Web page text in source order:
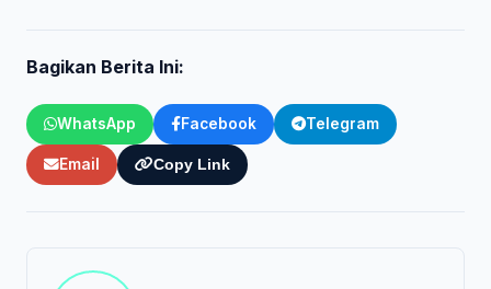
Bagikan Berita Ini:
WhatsApp Facebook Telegram
Email Copy Link